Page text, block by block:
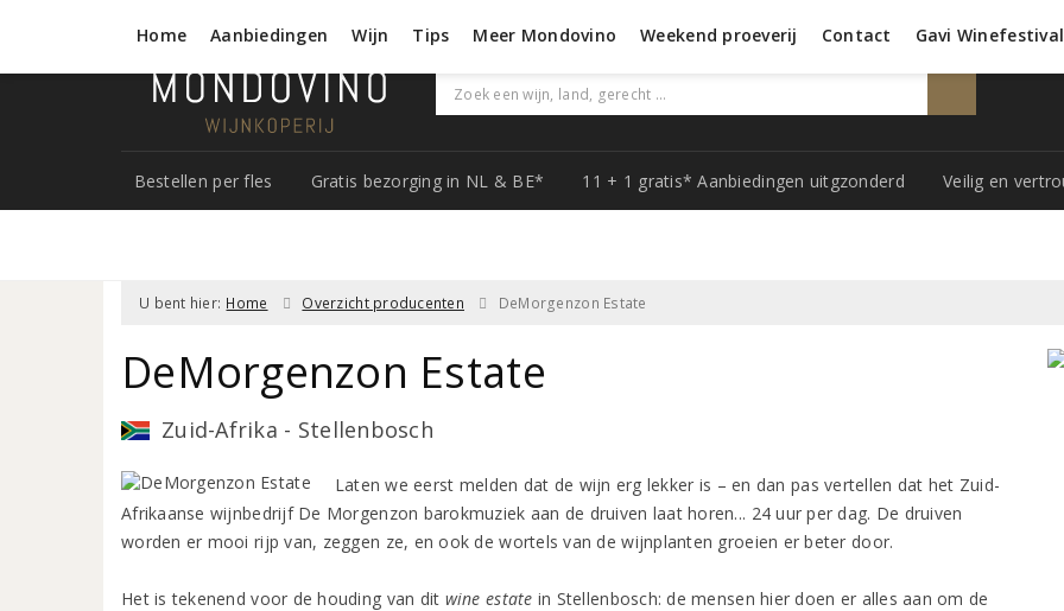
Bestellen per fles Gratis bezorging in NL & BE* 11 + 1 gratis* Aanbiedingen uitgzonderd Veilig en
Home Aanbiedingen Wijn Tips Meer Mondovino Weekend proeverij Contact Gavi Winefestival
U bent hier: Home Overzicht producenten DeMorgenzon Estate
DeMorgenzon Estate
Zuid-Afrika - Stellenbosch
Laten we eerst melden dat de wijn erg lekker is – en dan pas vertellen dat het Zuid-
Afrikaanse wijnbedrijf De Morgenzon barokmuziek aan de druiven laat horen... 24 uur per dag. De druiven
worden er mooi rijp van, zeggen ze, en ook de wortels van de wijnplanten groeien er beter door.
Het is tekenend voor de houding van dit wine estate in Stellenbosch: de mensen hier doen er alles aan om de